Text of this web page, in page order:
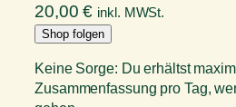
20,00€ inkl. MWSt.
Shop folgen
Keine Sorge: Du erhältst
Zusammenfassung pro Tag,